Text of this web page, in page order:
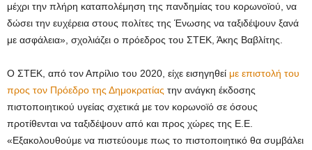
μέχρι την πλήρη καταπολέμηση της πανδημίας του κορωνοϊού, να
δώσει την ευχέρεια στους πολίτες της Ένωσης να ταξιδέψουν ξανά
με ασφάλεια», σχολιάζει ο πρόεδρος του ΣΤΕΚ, Άκης Βαβλίτης.
Ο ΣΤΕΚ, από τον Απρίλιο του 2020, είχε εισηγηθεί με επιστολή του
προς τον Πρόεδρο της Δημοκρατίας την ανάγκη έκδοσης
πιστοποιητικού υγείας σχετικά με τον κορωνοϊό σε όσους
προτίθενται να ταξιδέψουν από και προς χώρες της Ε.Ε.
«Εξακολουθούμε να πιστεύουμε πως το πιστοποιητικό θα συμβάλει